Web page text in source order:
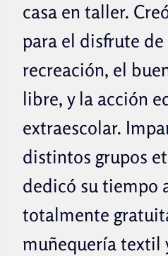
casa en taller.
para el disfrute
recreación, el
libre, y la acción
extraescolar.
distintos grupos
dedicó su tiempo
totalmente
muñequería textil